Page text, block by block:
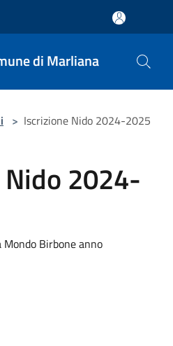
di Marliana
> Iscrizione Nido 2024-2025
2024-
Birbone anno